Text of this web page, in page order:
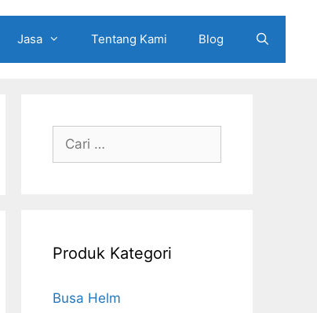
Jasa Tentang Kami Blog
Cari
Produk Kategori
Busa Helm